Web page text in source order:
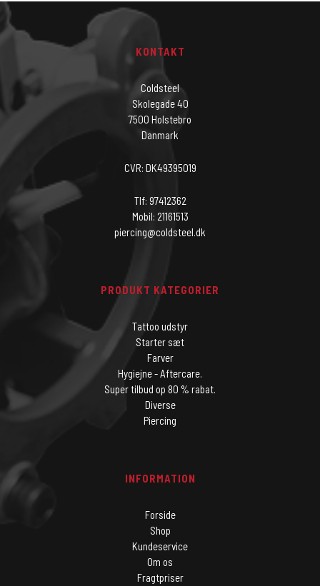
KONTAKT
Coldsteel
Skolegade 40
7500 Holstebro
Danmark
CVR: DK49395019
Tlf: 97412362
Mobil: 21161513
piercing@coldsteel.dk
PRODUKT KATEGORIER
Tattoo udstyr
Starter sæt
Farver
Hygiejne - Aftercare.
Super tilbud op 80 % rabat.
Diverse
Piercing
INFORMATION
Forside
Shop
Kundeservice
Om os
Fragtpriser